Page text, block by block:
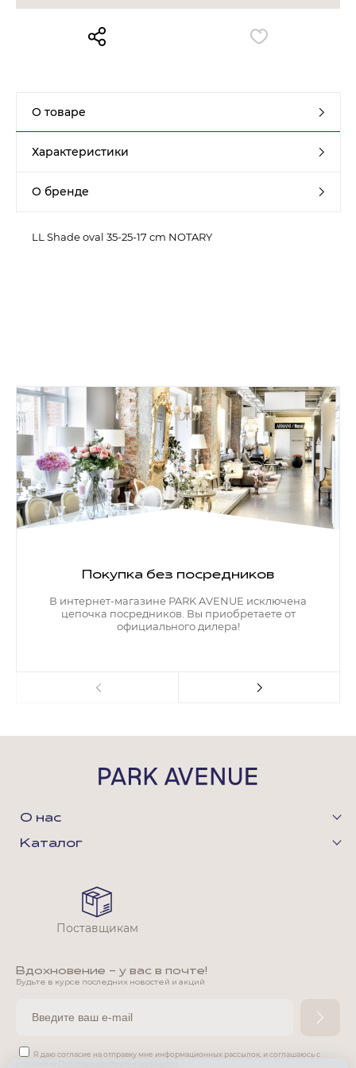
О товаре
Характеристики
О бренде
LL Shade oval 35-25-17 cm NOTARY
Покупка без посредников
В интернет-магазине PARK AVENUE исключена
цепочка посредников. Вы приобретаете от
официального дилера!
О нас
Каталог
Вдохновение - у вас в почте!
Будьте в курсе последних новостей и акций
Я даю согласие на отправку мне информационных рассылок, и соглашаюсь с
Поставщикам